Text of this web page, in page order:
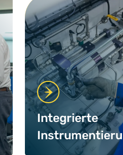
Integrierte